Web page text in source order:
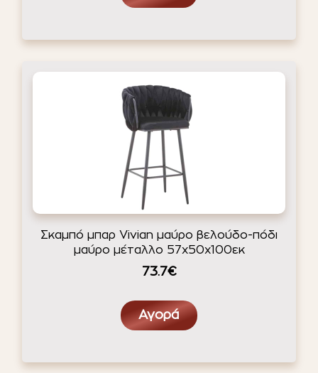
Σκαμπό μπαρ Vivian μαύρο βελούδο-πόδι
μαύρο μέταλλο 57x50x100εκ
73.7€
Αγορά